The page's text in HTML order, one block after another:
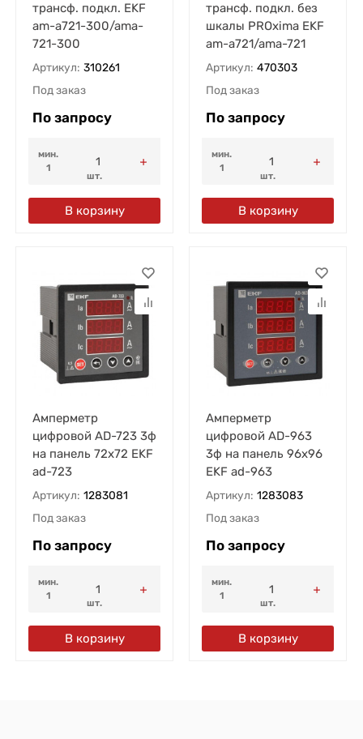
трансф. подкл. EKF
am-a721-300/ama-
721-300
Артикул: 310261
Под заказ
По запросу
мин.
1
шт.
В корзину
трансф. подкл. без
шкалы PROxima EKF
am-a721/ama-721
Артикул: 470303
Под заказ
По запросу
мин.
1
шт.
В корзину
Амперметр
цифровой AD-723 3ф
на панель 72х72 EKF
ad-723
Артикул: 1283081
Под заказ
По запросу
мин.
1
шт.
В корзину
Амперметр
цифровой AD-963
3ф на панель 96х96
EKF ad-963
Артикул: 1283083
Под заказ
По запросу
мин.
1
шт.
В корзину